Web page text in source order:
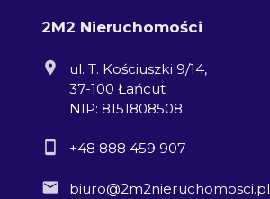
2M2 Nieruchomości
ul. T. Kościuszki 9/14,
37-100 Łańcut
NIP: 8151808508
+48 888 459 907
biuro@2m2nieruchomosci.pl